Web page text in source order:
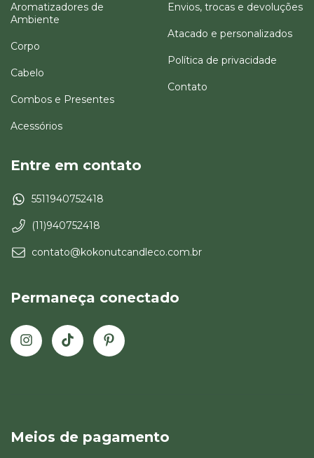
Aromatizadores de
Ambiente
Corpo
Cabelo
Combos e Presentes
Acessórios
Envios, trocas e devoluções
Atacado e personalizados
Política de privacidade
Contato
Entre em contato
5511940752418
(11)940752418
contato@kokonutcandleco.com.br
Permaneça conectado
Meios de pagamento